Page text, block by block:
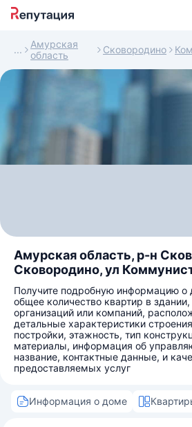
Амурская
область
Сковородино
Амурская область, р-н
Сковородино, ул
Получите подробную информацию о
общее количество квартир в
организаций или компаний,
детальные характеристики
постройки, этажность, тип
материалы, информация об
название, контактные данные, и
предоставляемых услуг
Информация о доме